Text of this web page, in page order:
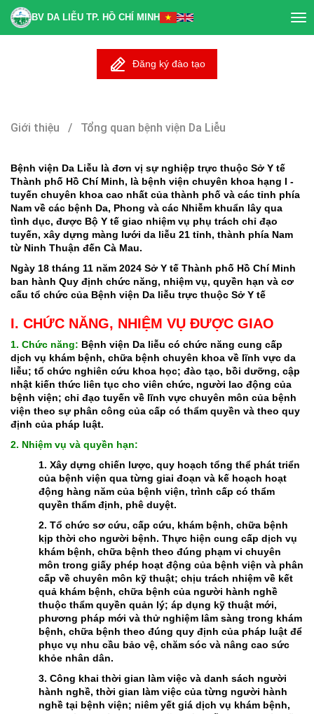
BV DA LIỄU TP. HỒ CHÍ MINH
Đăng ký đào tạo
Giới thiệu / Tổng quan bệnh viện Da Liễu
Bệnh viện Da Liễu là đơn vị sự nghiệp trực thuộc Sở Y tế
Thành phố Hồ Chí Minh, là bệnh viện chuyên khoa hạng I -
tuyến chuyên khoa cao nhất của thành phố và các tỉnh phía
Nam về các bệnh Da, Phong và các Nhiễm khuẩn lây qua
tình dục, được Bộ Y tế giao nhiệm vụ phụ trách chỉ đạo
tuyến, xây dựng màng lưới da liễu 21 tỉnh, thành phía Nam
từ Ninh Thuận đến Cà Mau.
Ngày 18 tháng 11 năm 2024 Sở Y tế Thành phố Hồ Chí Minh
ban hành Quy định chức năng, nhiệm vụ, quyền hạn và cơ
cấu tổ chức của Bệnh viện Da liễu trực thuộc Sở Y tế
I. CHỨC NĂNG, NHIỆM VỤ ĐƯỢC GIAO
1. Chức năng: Bệnh viện Da liễu có chức năng cung cấp
dịch vụ khám bệnh, chữa bệnh chuyên khoa về lĩnh vực da
liễu; tổ chức nghiên cứu khoa học; đào tạo, bồi dưỡng, cập
nhật kiến thức liên tục cho viên chức, người lao động của
bệnh viện; chỉ đạo tuyến về lĩnh vực chuyên môn của bệnh
viện theo sự phân công của cấp có thẩm quyền và theo quy
định của pháp luật.
2. Nhiệm vụ và quyền hạn:
1. Xây dựng chiến lược, quy hoạch tổng thể phát triển
của bệnh viện qua từng giai đoạn và kế hoạch hoạt
động hàng năm của bệnh viện, trình cấp có thẩm
quyền thẩm định, phê duyệt.
2. Tổ chức sơ cứu, cấp cứu, khám bệnh, chữa bệnh
kịp thời cho người bệnh. Thực hiện cung cấp dịch vụ
khám bệnh, chữa bệnh theo đúng phạm vi chuyên
môn trong giấy phép hoạt động của bệnh viện và phân
cấp về chuyên môn kỹ thuật; chịu trách nhiệm về kết
quả khám bệnh, chữa bệnh của người hành nghề
thuộc thẩm quyền quản lý; áp dụng kỹ thuật mới,
phương pháp mới và thử nghiệm lâm sàng trong khám
bệnh, chữa bệnh theo đúng quy định của pháp luật để
phục vụ nhu cầu bảo vệ, chăm sóc và nâng cao sức
khỏe nhân dân.
3. Công khai thời gian làm việc và danh sách người
hành nghề, thời gian làm việc của từng người hành
nghề tại bệnh viện; niêm yết giá dịch vụ khám bệnh,